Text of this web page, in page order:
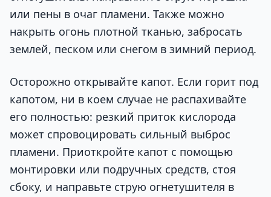
или пены в очаг пламени. Также можно
накрыть огонь плотной тканью, забросать
землей, песком или снегом в зимний период.
Осторожно открывайте капот. Если горит под
капотом, ни в коем случае не распахивайте
его полностью: резкий приток кислорода
может спровоцировать сильный выброс
пламени. Приоткройте капот с помощью
монтировки или подручных средств, стоя
сбоку, и направьте струю огнетушителя в